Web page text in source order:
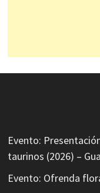
Evento:
taurinos (2026) –
Evento: Ofrenda